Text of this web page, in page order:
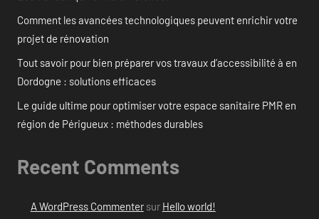
Comment les avancées technologiques peuvent enrichir votre
projet de rénovation
Tout savoir pour bien préparer vos travaux d’accessibilité à en
Dordogne : solutions efficaces
Le guide ultime pour optimiser votre espace sanitaire PMR en
région de Périgueux : méthodes durables
Recent Comments
A WordPress Commentersur Hello world!